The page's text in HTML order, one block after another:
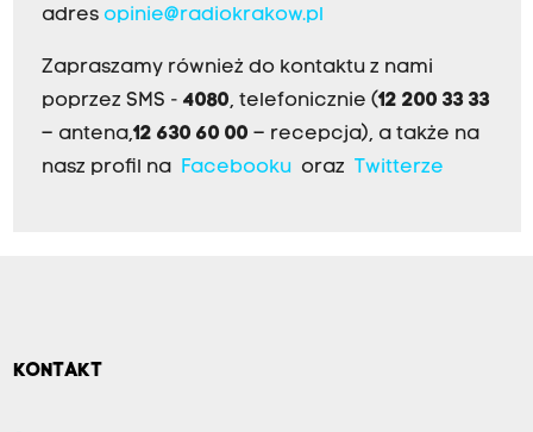
adres opinie@radiokrakow.pl
Zapraszamy również do kontaktu z nami
poprzez SMS - 4080, telefonicznie (12 200 33 33
– antena,12 630 60 00 – recepcja), a także na
nasz profil na
Facebookuoraz Twitterze
KONTAKT